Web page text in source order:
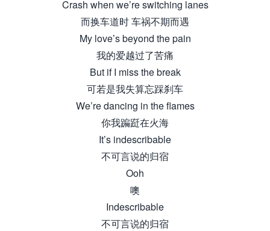
Crash when we’re switching lanes
而换车道时 车祸不期而遇
My love’s beyond the pain
我的爱越过了苦痛
But if I miss the break
可若是我失算忘踩刹车
We’re dancing in the flames
你我蹁跹在火海
It’s indescribable
不可言说的归宿
Ooh
噢
Indescribable
不可言说的归宿